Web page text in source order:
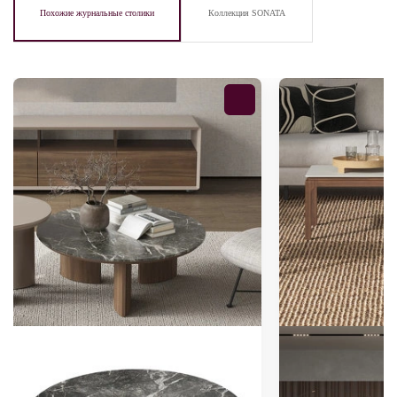
Похожие журнальные столики Коллекция SONATA